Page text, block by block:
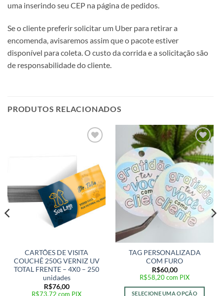
uma inserindo seu CEP na página de pedidos.
Se o cliente preferir solicitar um Uber para retirar a
encomenda, avisaremos assim que o pacote estiver
disponível para coleta. O custo da corrida e a solicitação são
de responsabilidade do cliente.
PRODUTOS RELACIONADOS
desejos
CARTÕES DE VISITA
COUCHÊ 250G VERNIZ UV
TOTAL FRENTE – 4X0 – 250
unidades
R$76,00
R$73,72 com PIX
Adicionar
a lista de
desejos
TAG PERSONALIZADA
COM FURO
R$60,00
R$58,20com PIX
SELECIONE UMA OPÇÃO